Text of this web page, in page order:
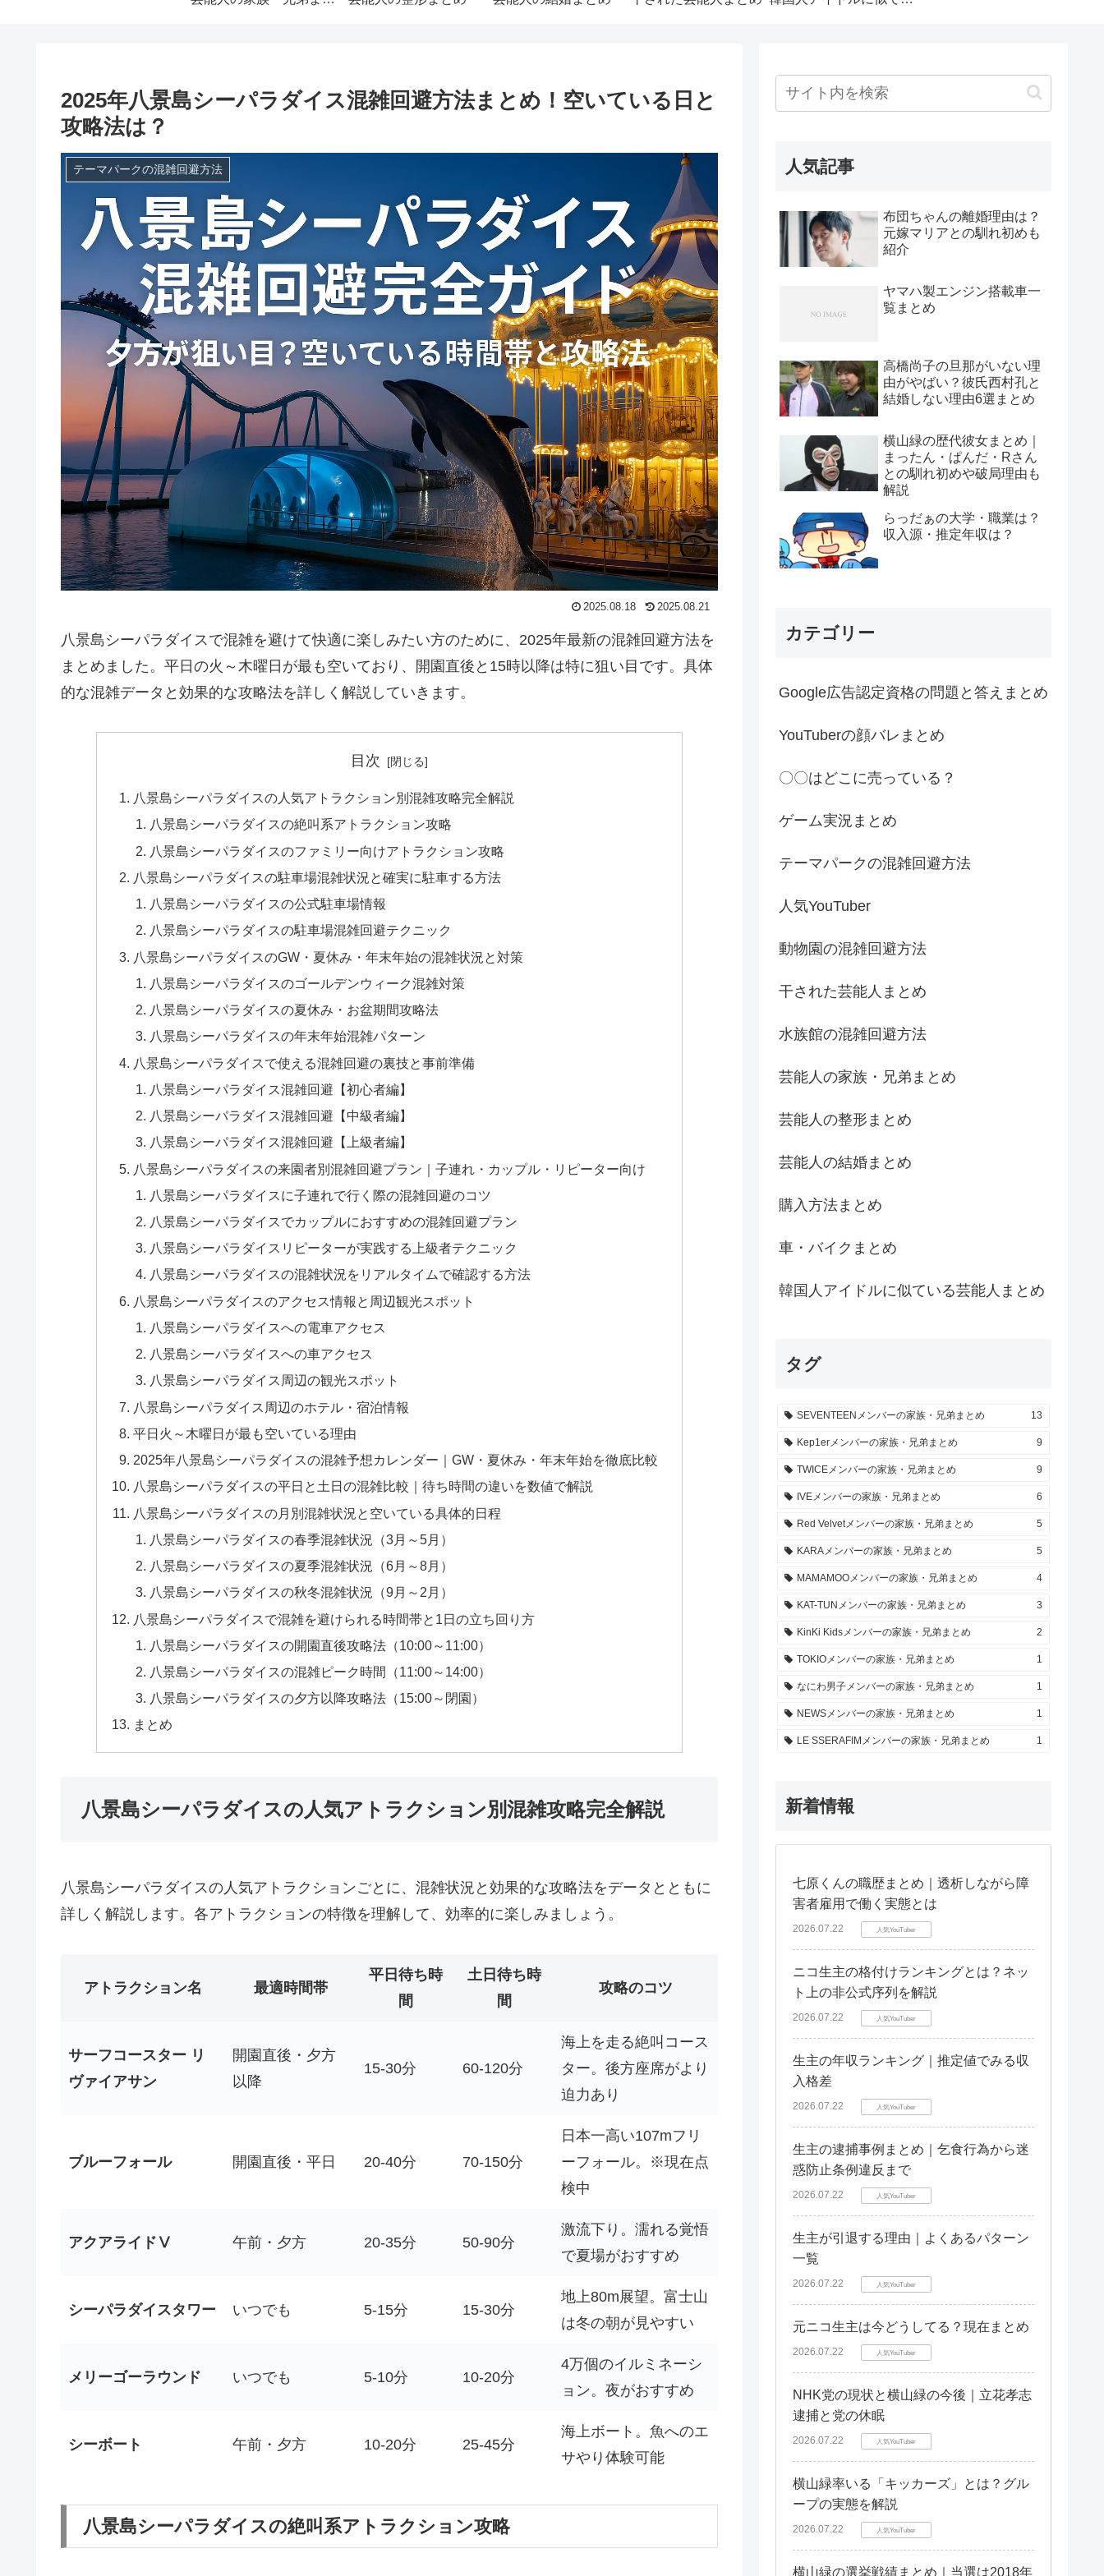
2025年八景島シーパラダイス混雑回避方法まとめ！空いている日と
攻略法は？
テーマパークの混雑回避方法
2025.08.18 2025.08.21
八景島シーパラダイスで混雑を避けて快適に楽しみたい方のために、2025年最新の混雑回避方法を
まとめました。 平日の火～木曜日が最も空いており、開園直後と15時以降は特に狙い目 です。具体
的な混雑データと効果的な攻略法を詳しく解説していきます。
目次
八景島シーパラダイスの人気アトラクション別混雑攻略完全解説
八景島シーパラダイスの絶叫系アトラクション攻略
八景島シーパラダイスのファミリー向けアトラクション攻略
八景島シーパラダイスの駐車場混雑状況と確実に駐車する方法
八景島シーパラダイスの公式駐車場情報
八景島シーパラダイスの駐車場混雑回避テクニック
八景島シーパラダイスのGW・夏休み・年末年始の混雑状況と対策
八景島シーパラダイスのゴールデンウィーク混雑対策
八景島シーパラダイスの夏休み・お盆期間攻略法
八景島シーパラダイスの年末年始混雑パターン
八景島シーパラダイスで使える混雑回避の裏技と事前準備
八景島シーパラダイス混雑回避【初心者編】
八景島シーパラダイス混雑回避【中級者編】
八景島シーパラダイス混雑回避【上級者編】
八景島シーパラダイスの来園者別混雑回避プラン｜子連れ・カップル・リピーター向け
八景島シーパラダイスに子連れで行く際の混雑回避のコツ
八景島シーパラダイスでカップルにおすすめの混雑回避プラン
八景島シーパラダイスリピーターが実践する上級者テクニック
八景島シーパラダイスの混雑状況をリアルタイムで確認する方法
八景島シーパラダイスのアクセス情報と周辺観光スポット
八景島シーパラダイスへの電車アクセス
八景島シーパラダイスへの車アクセス
八景島シーパラダイス周辺の観光スポット
八景島シーパラダイス周辺のホテル・宿泊情報
平日火～木曜日が最も空いている理由
2025年八景島シーパラダイスの混雑予想カレンダー｜GW・夏休み・年末年始を徹底比較
八景島シーパラダイスの平日と土日の混雑比較｜待ち時間の違いを数値で解説
八景島シーパラダイスの月別混雑状況と空いている具体的日程
八景島シーパラダイスの春季混雑状況（3月～5月）
八景島シーパラダイスの夏季混雑状況（6月～8月）
八景島シーパラダイスの秋冬混雑状況（9月～2月）
八景島シーパラダイスで混雑を避けられる時間帯と1日の立ち回り方
八景島シーパラダイスの開園直後攻略法（10:00～11:00）
八景島シーパラダイスの混雑ピーク時間（11:00～14:00）
八景島シーパラダイスの夕方以降攻略法（15:00～閉園）
まとめ
八景島シーパラダイスの人気アトラクション別混雑攻略完全解説
八景島シーパラダイスの人気アトラクションごとに、混雑状況と効果的な攻略法をデータとともに
詳しく解説します。各アトラクションの特徴を理解して、効率的に楽しみましょう。
アトラクション名 最適時間帯
平日待ち時
間
土日待ち時
間
攻略のコツ
サーフコースター リ
ヴァイアサン
開園直後・夕方
以降
15-30分 60-120分
海上を走る絶叫コース
ター。後方座席がより
迫力あり
ブルーフォール 開園直後・平日 20-40分 70-150分
日本一高い107mフリ
ーフォール。※現在点
検中
アクアライドⅤ 午前・夕方 20-35分 50-90分
激流下り。濡れる覚悟
で夏場がおすすめ
シーパラダイスタワー いつでも 5-15分 15-30分
地上80m展望。富士山
は冬の朝が見やすい
メリーゴーラウンド いつでも 5-10分 10-20分
4万個のイルミネーシ
ョン。夜がおすすめ
シーボート 午前・夕方 10-20分 25-45分
海上ボート。魚へのエ
サやり体験可能
八景島シーパラダイスの絶叫系アトラクション攻略
人気記事
布団ちゃんの離婚理由は？
元嫁マリアとの馴れ初めも
紹介
ヤマハ製エンジン搭載車一
覧まとめ
高橋尚子の旦那がいない理
由がやばい？彼氏西村孔と
結婚しない理由6選まとめ
横山緑の歴代彼女まとめ｜
まったん・ぱんだ・Rさん
との馴れ初めや破局理由も
解説
らっだぁの大学・職業は？
収入源・推定年収は？
カテゴリー
Google広告認定資格の問題と答えまとめ
YouTuberの顔バレまとめ
〇〇はどこに売っている？
ゲーム実況まとめ
テーマパークの混雑回避方法
人気YouTuber
動物園の混雑回避方法
干された芸能人まとめ
水族館の混雑回避方法
芸能人の家族・兄弟まとめ
芸能人の整形まとめ
芸能人の結婚まとめ
購入方法まとめ
車・バイクまとめ
韓国人アイドルに似ている芸能人まとめ
タグ
SEVENTEENメンバーの家族・兄弟まとめ 13
Kep1erメンバーの家族・兄弟まとめ 9
TWICEメンバーの家族・兄弟まとめ 9
IVEメンバーの家族・兄弟まとめ 6
Red Velvetメンバーの家族・兄弟まとめ 5
KARAメンバーの家族・兄弟まとめ 5
MAMAMOOメンバーの家族・兄弟まとめ 4
KAT-TUNメンバーの家族・兄弟まとめ 3
KinKi Kidsメンバーの家族・兄弟まとめ 2
TOKIOメンバーの家族・兄弟まとめ 1
なにわ男子メンバーの家族・兄弟まとめ 1
NEWSメンバーの家族・兄弟まとめ 1
LE SSERAFIMメンバーの家族・兄弟まとめ 1
新着情報
七原くんの職歴まとめ｜透析しながら障
害者雇用で働く実態とは
2026.07.22 人気YouTuber
ニコ生主の格付けランキングとは？ネッ
ト上の非公式序列を解説
2026.07.22 人気YouTuber
生主の年収ランキング｜推定値でみる収
入格差
2026.07.22 人気YouTuber
生主の逮捕事例まとめ｜乞食行為から迷
惑防止条例違反まで
2026.07.22 人気YouTuber
生主が引退する理由｜よくあるパターン
一覧
2026.07.22 人気YouTuber
元ニコ生主は今どうしてる？現在まとめ
2026.07.22 人気YouTuber
NHK党の現状と横山緑の今後｜立花孝志
逮捕と党の休眠
2026.07.22 人気YouTuber
横山緑率いる「キッカーズ」とは？グル
ープの実態を解説
2026.07.22 人気YouTuber
横山緑の選挙戦績まとめ｜当選は2018年